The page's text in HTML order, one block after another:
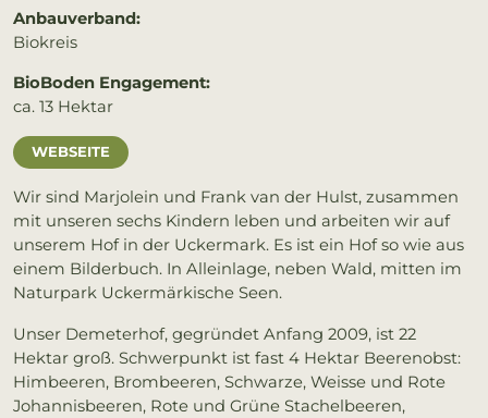
Anbauverband:
Biokreis
BioBoden Engagement:
ca. 13 Hektar
WEBSEITE
Wir sind Marjolein und Frank van der Hulst, zusammen
mit unseren sechs Kindern leben und arbeiten wir auf
unserem Hof in der Uckermark. Es ist ein Hof so wie aus
einem Bilderbuch. In Alleinlage, neben Wald, mitten im
Naturpark Uckermärkische Seen.
Unser Demeterhof, gegründet Anfang 2009, ist 22
Hektar groß. Schwerpunkt ist fast 4 Hektar Beerenobst:
Himbeeren, Brombeeren, Schwarze, Weisse und Rote
Johannisbeeren, Rote und Grüne Stachelbeeren,